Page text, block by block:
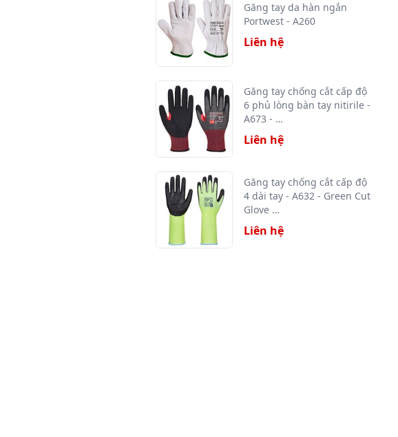
Găng tay da hàn ngắn
Portwest - A260
Liên hệ
Găng tay chống cắt cấp độ
6 phủ lòng bàn tay nitirile -
A673 - …
Liên hệ
Găng tay chống cắt cấp độ
4 dài tay - A632 - Green Cut
Glove …
Liên hệ